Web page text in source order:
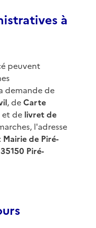
à
peuvent
demande de
, deCarte
et de livret de
l'adresse
Mairie de Piré-
Piré-